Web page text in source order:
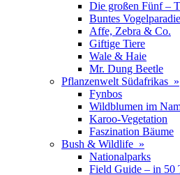
Die großen Fünf –
Buntes
Affe, Zebra & Co.
Giftige Tiere
Wale & Haie
Mr. Dung Beetle
Pflanzenwelt Südafrikas »
Fynbos
Wildblumen im
Karoo-Vegetation
Faszination Bäume
Bush & Wildlife »
Nationalparks
Field Guide – in 50